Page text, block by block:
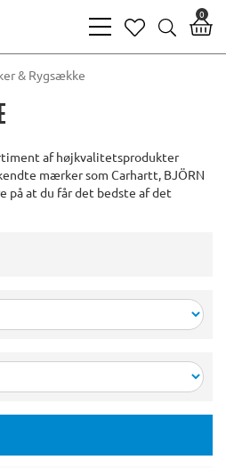
bars
light
heart
search
0
& Rygsække
af højkvalitetsprodukter
mærker som Carhartt, BJÖRN
på at du får det bedste af det